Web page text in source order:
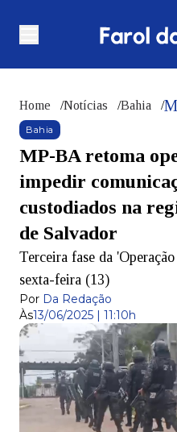
Home /Notícias /Bahia /
Bahia
MP-BA retoma
impedir
custodiados na
de Salvador
Terceira fase da
sexta-feira (13)
Por Da Redação
Às13/06/2025 | 11:10h